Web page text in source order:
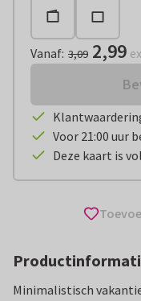
Vanaf: 3,09 2,99
Voor 21:00 uur
Deze kaart is
Minimalistisch